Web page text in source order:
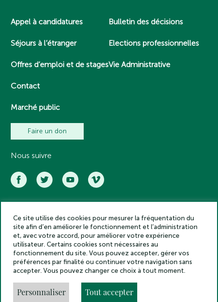
Appel à candidatures
Séjours à l’étranger
Offres d’emploi et de stages
Contact
Marché public
Bulletin des décisions
Elections professionnelles
Vie Administrative
Faire un don
Nous suivre
Académie des inscriptions et belles lettres – Tous droits réservés
2025
Politique de confidentialité
Mentions légales
Crédits
Gestion des cookies
Made by
Ce site utilise des cookies pour mesurer la fréquentation du
site afin d’en améliorer le fonctionnement et l’administration
et, avec votre accord, pour améliorer votre expérience
utilisateur. Certains cookies sont nécessaires au
fonctionnement du site. Vous pouvez accepter, gérer vos
préférences par finalité ou continuer votre navigation sans
accepter. Vous pouvez changer ce choix à tout moment.
Personnaliser Tout accepter